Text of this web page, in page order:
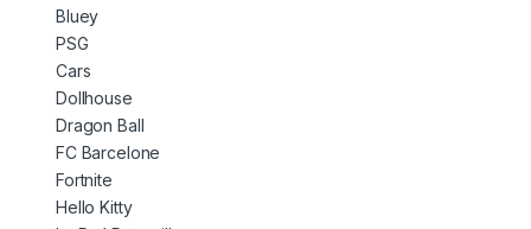
Bluey
PSG
Cars
Dollhouse
Dragon Ball
FC Barcelone
Fortnite
Hello Kitty